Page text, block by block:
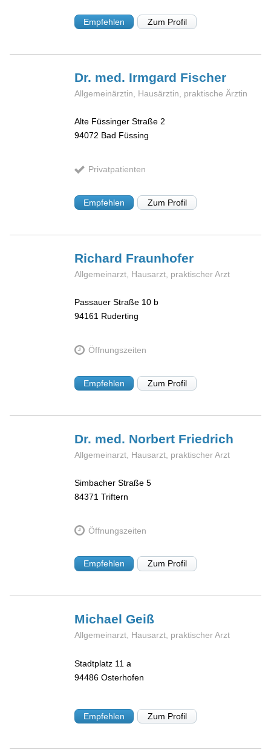
Empfehlen Zum Profil
Dr. med. Irmgard Fischer
Allgemeinärztin, Hausärztin, praktische Ärztin
Alte Füssinger Straße 2
94072 Bad Füssing
Privatpatienten
Empfehlen Zum Profil
Richard Fraunhofer
Allgemeinarzt, Hausarzt, praktischer Arzt
Passauer Straße 10 b
94161 Ruderting
Öffnungszeiten
Empfehlen Zum Profil
Dr. med. Norbert Friedrich
Allgemeinarzt, Hausarzt, praktischer Arzt
Simbacher Straße 5
84371 Triftern
Öffnungszeiten
Empfehlen Zum Profil
MichaelGeiß
Allgemeinarzt, Hausarzt, praktischer Arzt
Stadtplatz 11 a
94486 Osterhofen
Empfehlen Zum Profil